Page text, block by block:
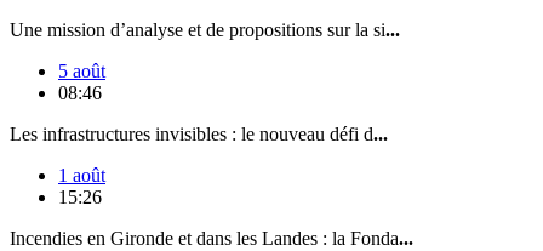
Une mission d’analyse et de propositions sur la si...
5 août
08:46
Les infrastructures invisibles : le nouveau défi d...
1 août
15:26
Incendies en Gironde et dans les Landes : la Fonda...